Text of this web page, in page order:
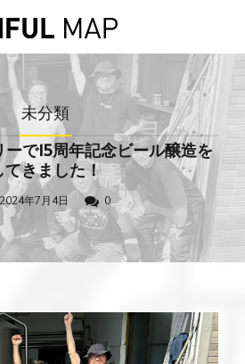
未分類
で15周年記念ビール醸造を
てきました！
2024年7月4日 0